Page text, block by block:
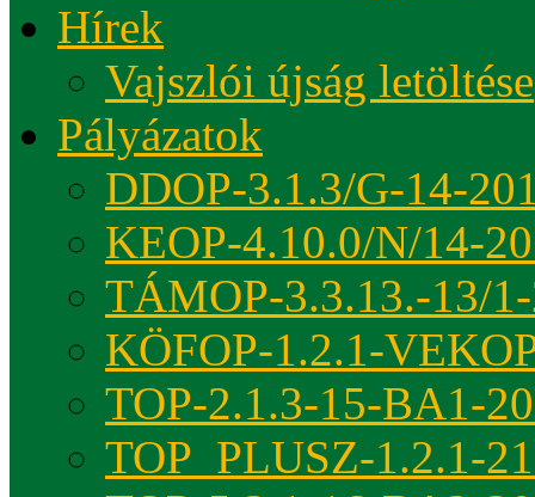
Hírek
Vajszlói újság letöltése
Pályázatok
DDOP-3.1.3/G-14-
KEOP-4.10.0/N/14-
TÁMOP-3.3.13.-13/
KÖFOP-1.2.1-
TOP-2.1.3-15-BA1-
TOP_PLUSZ-1.2.1-